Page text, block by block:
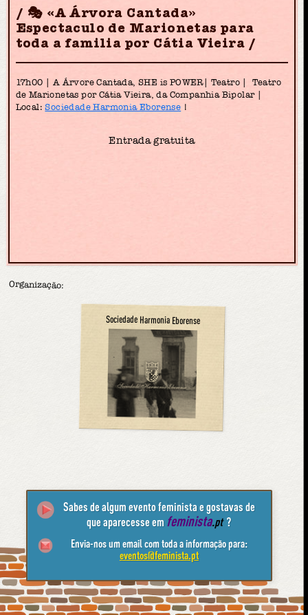
🎭 «A Árvora Cantada»
Espectaculo de Marionetas para
toda a familia por Cátia Vieira
17h00 | A Árvore Cantada, SHE is POWER| Teatro | Teatro
de Marionetas por Cátia Vieira, da Companhia Bipolar |
Local:Sociedade Harmonia Eborense !
Entrada gratuita
Organização:
Sociedade Harmonia Eborense
Sabes de algum evento feminista e gostavas de
que aparecesse em feminista.pt ?
Envia-nos um email com toda a informação para:
eventos@feminista.pt